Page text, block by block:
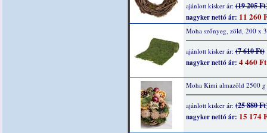
ajánlott kisker ár:(19 205
nagyker nettó ár: 11 260
Moha szőnyeg, zöld, 200 x
ajánlott kisker ár:(7 610 Ft)
nagyker nettó ár: 4 460 Ft
Moha Kimi almazöld 2500 g
ajánlott kisker ár:(25 880
nagyker nettó ár: 15 174